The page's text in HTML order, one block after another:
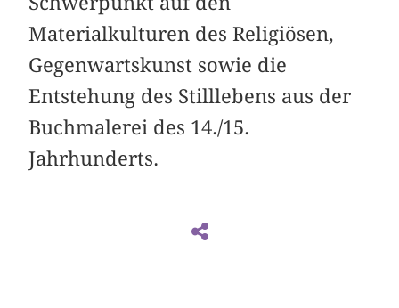
Materialkulturen des Religiösen,
Gegenwartskunst sowie die
Entstehung des Stilllebens aus der
Buchmalerei des 14./15.
Jahrhunderts.